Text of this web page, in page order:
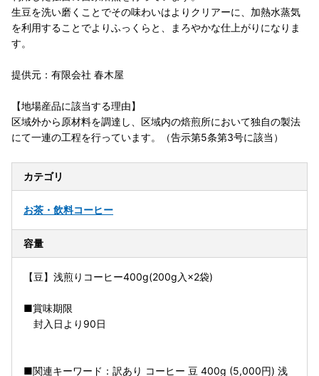
生豆を洗い磨くことでその味わいはよりクリアーに、加熱水蒸気
を利用することでよりふっくらと、まろやかな仕上がりになりま
す。
提供元：有限会社 春木屋
【地場産品に該当する理由】
区域外から原材料を調達し、区域内の焙煎所において独自の製法
にて一連の工程を行っています。（告示第5条第3号に該当）
カテゴリ
お茶・飲料コーヒー
容量
【豆】浅煎りコーヒー400g(200g入×2袋)
■賞味期限
封入日より90日
■関連キーワード：訳あり コーヒー 豆 400g (5,000円) 浅